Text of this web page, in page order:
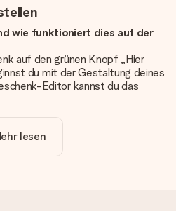
wie funktioniert dies auf der
auf den grünen Knopf „Hier
du mit der Gestaltung deines
Editor kannst du das
Designs, um deinem
zu verleihen.
lesen